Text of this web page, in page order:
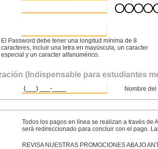
El Password debe tener una longitud mínima de 8
caracteres, incluir una letra en mayúscula, un caracter
especial y un caracter alfanumérico.
(Indispensable para estudiantes
Nombre del
Todos los pagos en línea se realizan a través de
será redireccionado para concluir con el pago.
REVISA NUESTRAS PROMOCIONES ABAJO